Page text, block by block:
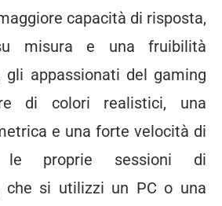
capacità di risposta,
su misura e una fruibilità
gli appassionati del gaming
di colori realistici, una
e una forte velocità di
le proprie sessioni di
che si utilizzi un PC o una